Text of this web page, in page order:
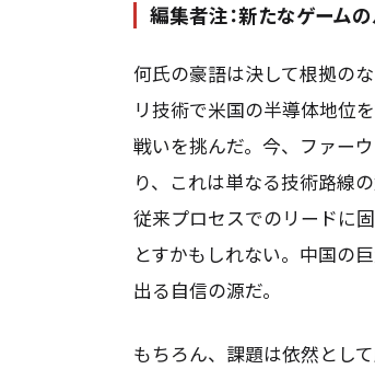
編集者注：新たなゲーム
何氏の豪語は決して根拠の
リ技術で米国の半導体地位
戦いを挑んだ。今、ファー
り、これは単なる技術路線
従来プロセスでのリードに
とすかもしれない。中国の
出る自信の源だ。
もちろん、課題は依然とし